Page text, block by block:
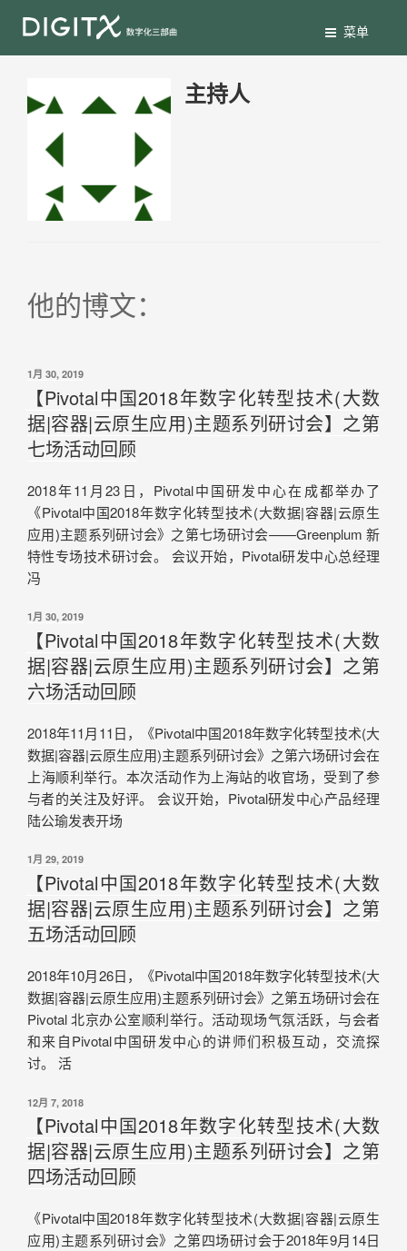
菜单
主持人
他的博文：
1月 30, 2019
【Pivotal中国2018年数字化转型技术(大数
据|容器|云原生应用)主题系列研讨会】之第
七场活动回顾
2018年11月23日，Pivotal中国研发中心在成都举办了
《Pivotal中国2018年数字化转型技术(大数据|容器|云原生
应用)主题系列研讨会》之第七场研讨会——Greenplum 新
特性专场技术研讨会。 会议开始，Pivotal研发中心总经理
冯
1月 30, 2019
【Pivotal中国2018年数字化转型技术(大数
据|容器|云原生应用)主题系列研讨会】之第
六场活动回顾
2018年11月11日，《Pivotal中国2018年数字化转型技术(大
数据|容器|云原生应用)主题系列研讨会》之第六场研讨会在
上海顺利举行。本次活动作为上海站的收官场，受到了参
与者的关注及好评。 会议开始，Pivotal研发中心产品经理
陆公瑜发表开场
1月 29, 2019
【Pivotal中国2018年数字化转型技术(大数
据|容器|云原生应用)主题系列研讨会】之第
五场活动回顾
2018年10月26日，《Pivotal中国2018年数字化转型技术(大
数据|容器|云原生应用)主题系列研讨会》之第五场研讨会在
Pivotal 北京办公室顺利举行。活动现场气氛活跃，与会者
和来自Pivotal中国研发中心的讲师们积极互动，交流探
讨。 活
12月 7, 2018
【Pivotal中国2018年数字化转型技术(大数
据|容器|云原生应用)主题系列研讨会】之第
四场活动回顾
《Pivotal中国2018年数字化转型技术(大数据|容器|云原生
应用)主题系列研讨会》之第四场研讨会于2018年9月14日